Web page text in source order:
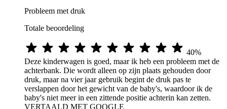
Probleem met druk
Totale beoordeling
40%
Deze kinderwagen is goed, maar ik heb een probleem met de
achterbank. Die wordt alleen op zijn plaats gehouden door
druk, maar na vier jaar gebruik begint de druk pas te
verslappen door het gewicht van de baby's, waardoor ik de
baby's niet meer in een zittende positie achterin kan zetten.
VERTAALD MET GOOGLE